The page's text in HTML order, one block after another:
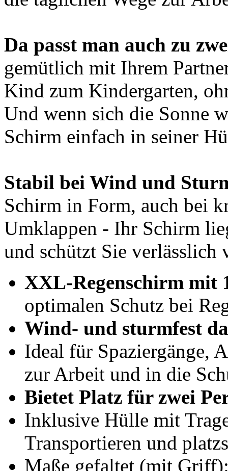
Da passt man auch zu
gemütlich mit Ihrem
Kind zum Kindergarten,
Und wenn sich die Sonne
Schirm einfach in seiner
Stabil bei Wind und
Schirm in Form, auch bei
Umklappen - Ihr Schirm
und schützt Sie verlässlich
XXL-Regenschirm mit
optimalen Schutz bei
Wind- und sturmfest
Ideal für Spaziergänge,
zur Arbeit und in die
Bietet Platz für zwei
Inklusive Hülle mit
Transportieren und
Maße gefaltet (mit